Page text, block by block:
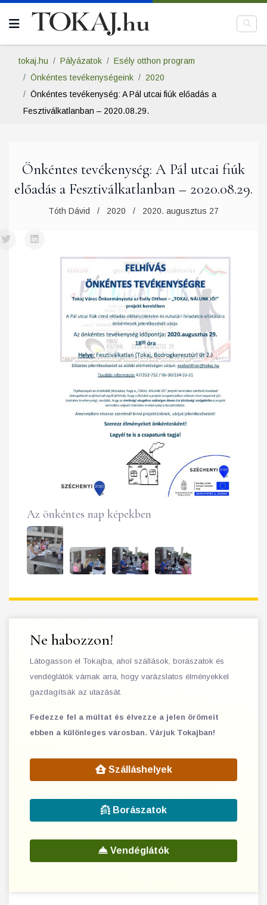
tokaj.hu Pályázatok
Esély otthon program
Önkéntes tevékenységeink
2020
Önkéntes tevékenység: A Pál utcai fiúk előadás a
Fesztiválkatlanban – 2020.08.29.
Önkéntes tevékenység: A Pál utcai fiúk
előadás a Fesztiválkatlanban – 2020.08.29.
Tóth Dávid 2020 2020. augusztus 27
Az önkéntes nap képekben
Ne habozzon!
Látogasson el Tokajba, ahol szállások, borászatok és
vendéglátók várnak arra, hogy varázslatos élményekkel
gazdagítsák az utazását.
Fedezze fel a múltat és élvezze a jelen örömeit
ebben a különleges városban. Várjuk Tokajban!
Szálláshelyek
Borászatok
Vendéglátók